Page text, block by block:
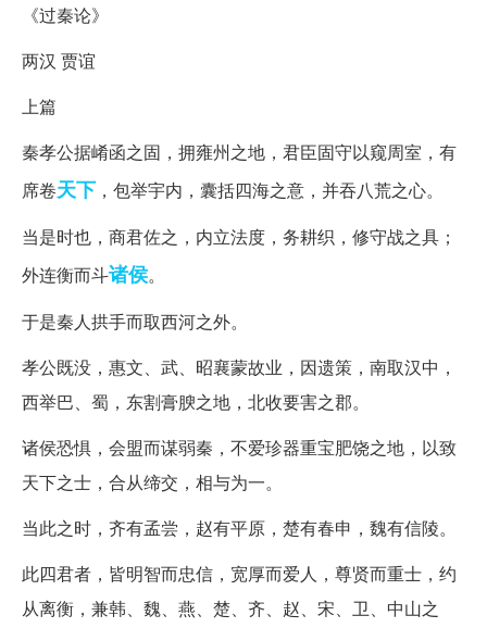
《过秦论》
两汉 贾谊
上篇
秦孝公据崤函之固，拥雍州之地，君臣固守以窥周室，有
席卷天下 ，包举宇内，囊括四海之意，并吞八荒之心。
当是时也，商君佐之，内立法度，务耕织，修守战之具；
外连衡而斗诸侯。
于是秦人拱手而取西河之外。
孝公既没，惠文、武、昭襄蒙故业，因遗策，南取汉中，
西举巴、蜀，东割膏腴之地，北收要害之郡。
诸侯恐惧，会盟而谋弱秦，不爱珍器重宝肥饶之地，以致
天下之士，合从缔交，相与为一。
当此之时，齐有孟尝，赵有平原，楚有春申，魏有信陵。
此四君者，皆明智而忠信，宽厚而爱人，尊贤而重士，约
从离衡，兼韩、魏、燕、楚、齐、赵、宋、卫、中山之